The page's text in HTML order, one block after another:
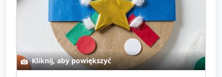
Kliknij, aby powiększyć